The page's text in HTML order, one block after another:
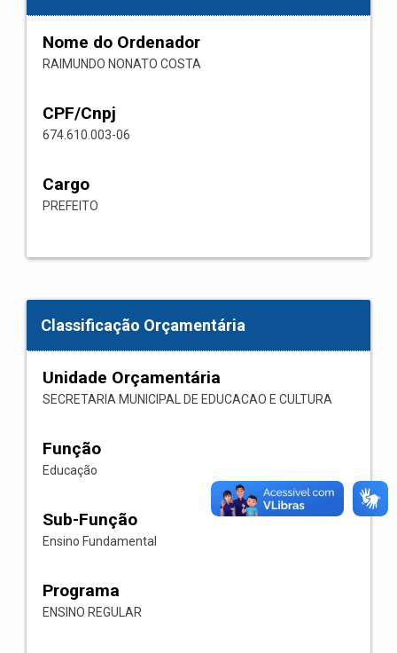
Nome do Ordenador
RAIMUNDO NONATO COSTA
CPF/Cnpj
674.610.003-06
Cargo
PREFEITO
Classificação Orçamentária
Unidade Orçamentária
SECRETARIA MUNICIPAL DE EDUCACAO E CULTURA
Função
Educação
Sub-Função
Ensino Fundamental
Programa
ENSINO REGULAR